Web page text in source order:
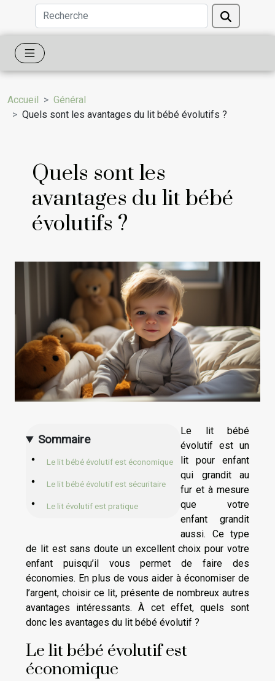
Accueil
Général
Quels sont les avantages du lit bébé évolutifs ?
Quels sont les
avantages du lit bébé
évolutifs ?
Sommaire
Le lit bébé évolutif est économique
Le lit bébé évolutif est sécuritaire
Le lit évolutif est pratique
Le lit bébé
évolutif est un
lit pour enfant
qui grandit au
fur et à mesure
que votre
enfant grandit
aussi. Ce type
de lit est sans doute un excellent choix pour votre
enfant puisqu’il vous permet de faire des
économies. En plus de vous aider à économiser de
l’argent, choisir ce lit, présente de nombreux autres
avantages intéressants. À cet effet, quels sont
donc les avantages du lit bébé évolutif ?
Le lit bébé évolutif est
économique